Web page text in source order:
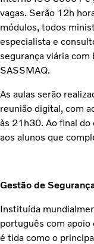
vagas. Serão 12h
módulos, todos
especialista e
segurança viária
SASSMAQ.
As aulas serão
reunião digital, com
às 21h30. Ao final do
aos alunos que
Gestão de
Instituída
português com
é tida como o